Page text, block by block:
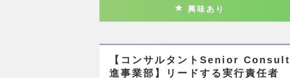
興味あり
【コンサルタントSenior
進事業部】リードする実行責任者